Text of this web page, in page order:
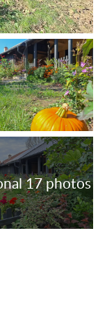
, water-
antennes zijn
een combiketel